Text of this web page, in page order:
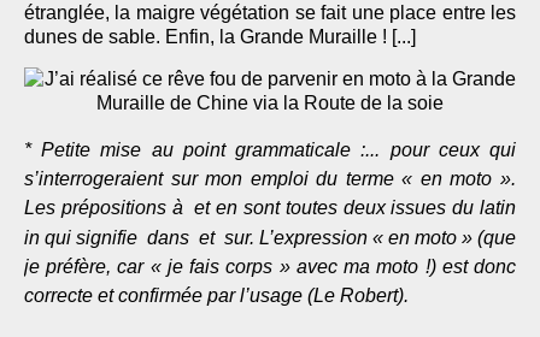
étranglée, la maigre végétation se fait une place entre les
dunes de sable. Enfin, la Grande Muraille ! [...]
* Petite mise au point grammaticale :... pour ceux qui
s’interrogeraient sur mon emploi du terme « en moto ».
Les prépositions à et en sont toutes deux issues du latin
in qui signifie dans et sur. L’expression « en moto » (que
je préfère, car « je fais corps » avec ma moto !) est donc
correcte et confirmée par l’usage (Le Robert).